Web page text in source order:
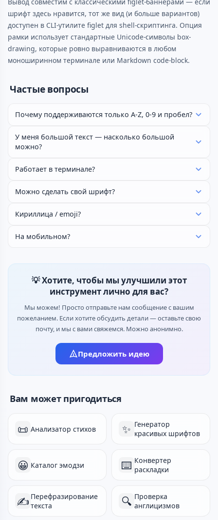
шрифт здесь нравится, тот же вид (и больше вариантов)
доступен в CLI-утилите figlet для shell-скриптинга. Опция
рамки использует стандартные Unicode-символы box-
drawing, которые ровно выравниваются в любом
моноширинном терминале или Markdown code-block.
Частые вопросы
Почему поддерживаются только A-Z, 0-9 и пробел?
У меня большой текст — насколько большой
можно?
Работает в терминале?
Можно сделать свой шрифт?
Кириллица / emoji?
На мобильном?
💡 Хотите, чтобы мы улучшили этот
инструмент лично для вас?
Мы можем! Просто отправьте нам сообщение с вашим
пожеланием. Если хотите обсудить детали — оставьте свою
почту, и мы с вами свяжемся. Можно анонимно.
Предложить идею
Вам может пригодиться
📜 Анализатор стихов ✨ Генератор
красивых шрифтов
😀 Каталог эмодзи ⌨️ Конвертер
раскладки
✍️ Перефразирование
текста
🔍 Проверка
англицизмов